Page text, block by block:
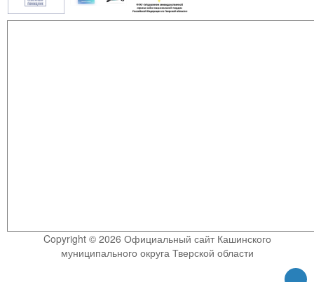
Copyright © 2026 Официальный сайт Кашинского
муниципального округа Тверской области